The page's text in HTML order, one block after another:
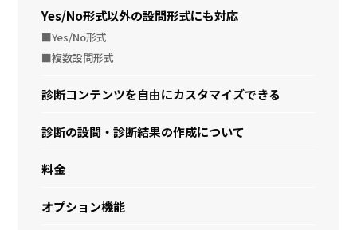
Yes/No形式以外の設問形式にも対応
■Yes/No形式
■複数設問形式
診断コンテンツを自由にカスタマイズできる
診断の設問・診断結果の作成について
料金
オプション機能